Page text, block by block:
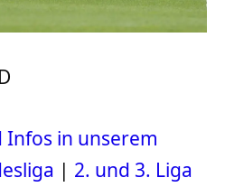
Infos in unserem
| 2. und 3. Liga